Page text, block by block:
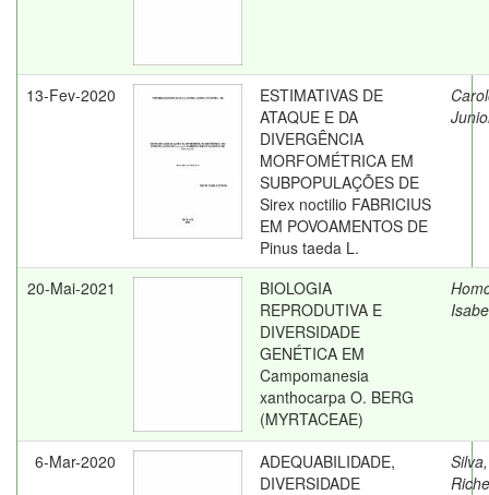
13-Fev-2020
ESTIMATIVAS DE
ATAQUE E DA
DIVERGÊNCIA
MORFOMÉTRICA EM
SUBPOPULAÇÕES DE
Sirex noctilio FABRICIUS
EM POVOAMENTOS DE
Pinus taeda L.
20-Mai-2021
BIOLOGIA
REPRODUTIVA E
DIVERSIDADE
GENÉTICA EM
Campomanesia
xanthocarpa O. BERG
(MYRTACEAE)
6-Mar-2020
ADEQUABILIDADE,
DIVERSIDADE
Silva,